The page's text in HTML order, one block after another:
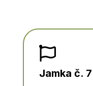

Jamka č. 7